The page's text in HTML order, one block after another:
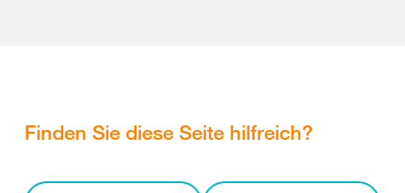
Finden Sie diese Seite hilfreich?